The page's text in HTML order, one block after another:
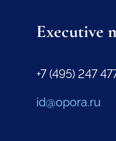
Executive
+7 (495) 247
id@opora.ru